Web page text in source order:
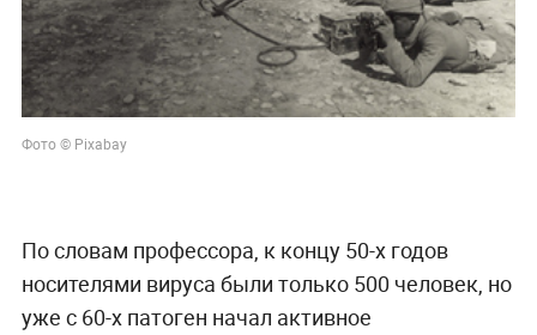
Фото © Pixabay
По словам профессора, к концу 50-х годов
носителями вируса были только 500 человек, но
уже с 60-х патоген начал активное